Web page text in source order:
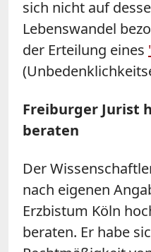
sich nicht auf
Lebenswandel
der Erteilung eines
Freiburger Jurist
beraten
Der
nach eigenen
Erzbistum Köln
beraten. Er habe